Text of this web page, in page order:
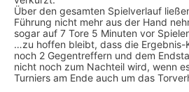
Über den gesamten Spielverlauf
Führung nicht mehr aus der Hand
sogar auf 7 Tore 5 Minuten vor
…zu hoffen bleibt, dass die Ergebnis-
noch 2 Gegentreffern und dem
nicht noch zum Nachteil wird, wenn
Turniers am Ende auch um das